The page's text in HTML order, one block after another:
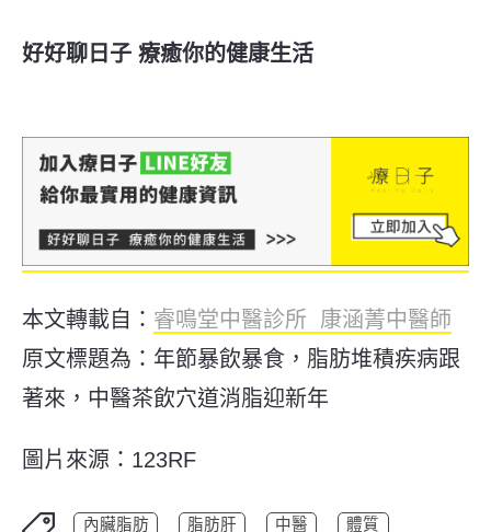
好好聊日子 療癒你的健康生活
本文轉載自： 睿鳴堂中醫診所 康涵菁中醫師
原文標題為：年節暴飲暴食，脂肪堆積疾病跟
著來，中醫茶飲穴道消脂迎新年
圖片來源：123RF
內臟脂肪 脂肪肝 中醫 體質